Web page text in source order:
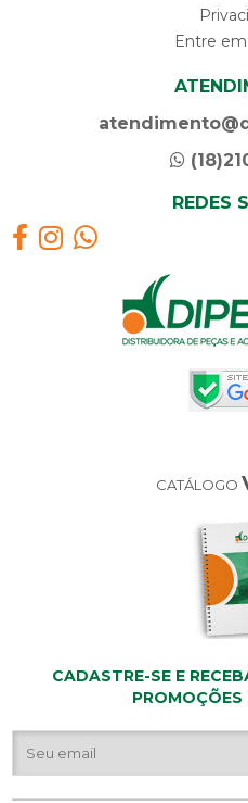
Entre
REDES
CATÁLOGO
CADASTRE-SE E
PROMOÇÕES